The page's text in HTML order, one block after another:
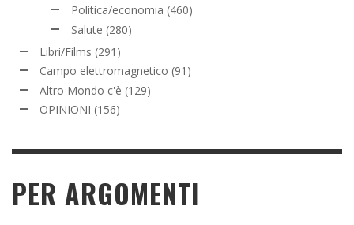
Politica/economia (460)
Salute (280)
Libri/Films (291)
Campo elettromagnetico (91)
Altro Mondo c'è (129)
OPINIONI (156)
PER ARGOMENTI